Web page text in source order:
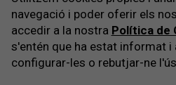
navegació i poder oferir els
accedir a la nostra Política de
s'entén que ha estat informat i
configurar-les o rebutjar-ne